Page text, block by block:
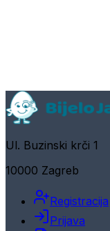
Ul. Buzinski krči 1
10000 Zagreb
Registracija
Prijava